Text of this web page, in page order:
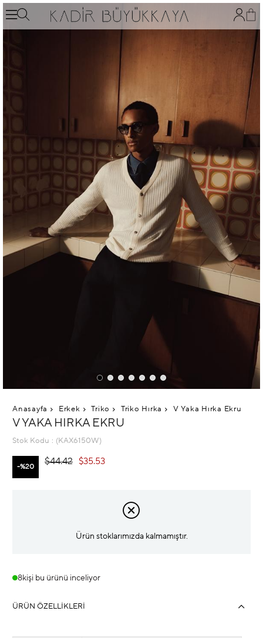
Anasayfa Erkek Triko Triko Hırka V Yaka Hırka Ekru
V YAKA HIRKA EKRU
Stok Kodu (KAX6150W)
20
$44.42 $35.53
Ürün stoklarımızda kalmamıştır.
8kişi bu ürünü inceliyor
ÜRÜN ÖZELLIKLERI